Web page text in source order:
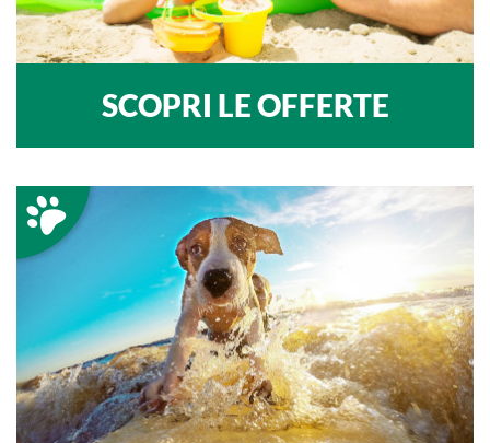
SCOPRI LE OFFERTE